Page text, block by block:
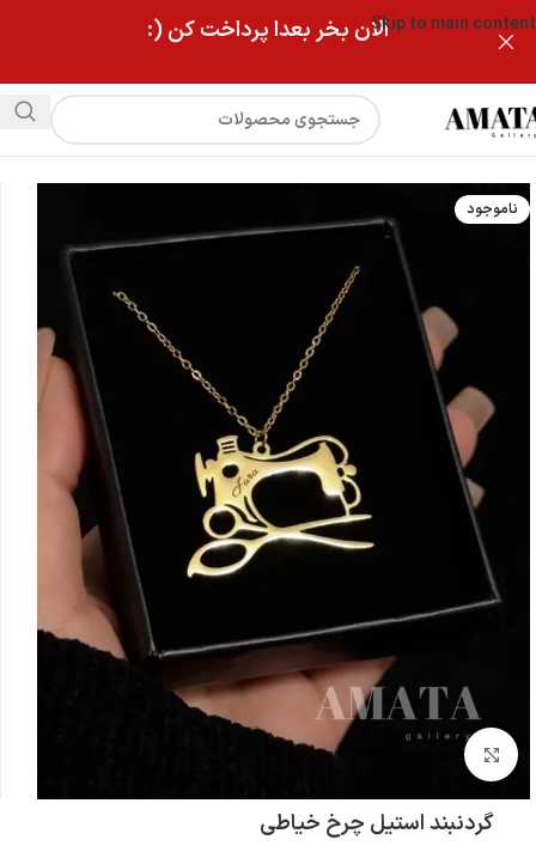
Skip to main contentالان بخر بعدا پرداخت کن (:
فروشگاه گردنبند استیل چرخ خیاطی
ناموجود
بزرگنمایی تصویر
گردنبند استیل چرخ خیاطی